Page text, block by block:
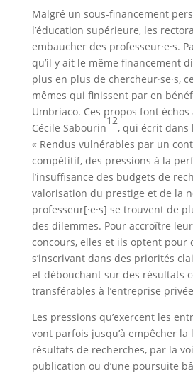
Malgré un sous-financement
l’éducation supérieure, les
embaucher des professeur·e·s.
qu’il y ait le même financement
plus en plus de chercheur·se·s,
mêmes qui finissent par en
Umbriaco. Ces propos font
Cécile Sabourin
12
, qui écrit
« Rendus vulnérables par un
compétitif, des pressions à la
l’insuffisance des budgets de
valorisation du prestige et de la
professeur[·e·s] se trouvent de
des dilemmes. Pour accroître
concours, elles et ils optent pour
s’inscrivant dans des priorités
et débouchant sur des résultats
transférables à l’entreprise privée
Les pressions qu’exercent les
vont parfois jusqu’à empêcher
résultats de recherches, par la
publication ou d’une poursuite